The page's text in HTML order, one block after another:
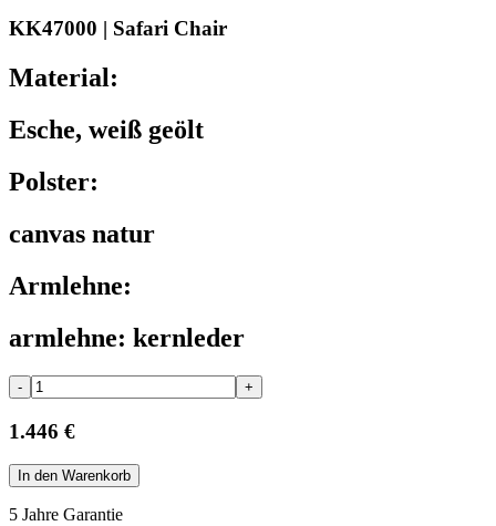
KK47000 | Safari Chair
Material:
Esche, weiß geölt
Polster:
canvas natur
Armlehne:
armlehne: kernleder
- +
1.446 €
In den Warenkorb
5 Jahre Garantie